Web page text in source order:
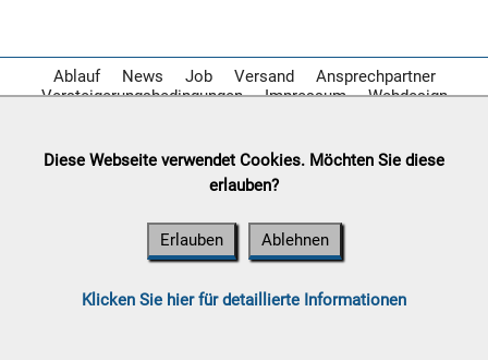
Ablauf News Job Versand
Ansprechpartner
Versteigerungsbedingungen
Impressum Webdesign
Diese Webseite verwendet Cookies. Möchten Sie diese
erlauben?
Erlauben Ablehnen
Klicken Sie hier für detaillierte Informationen